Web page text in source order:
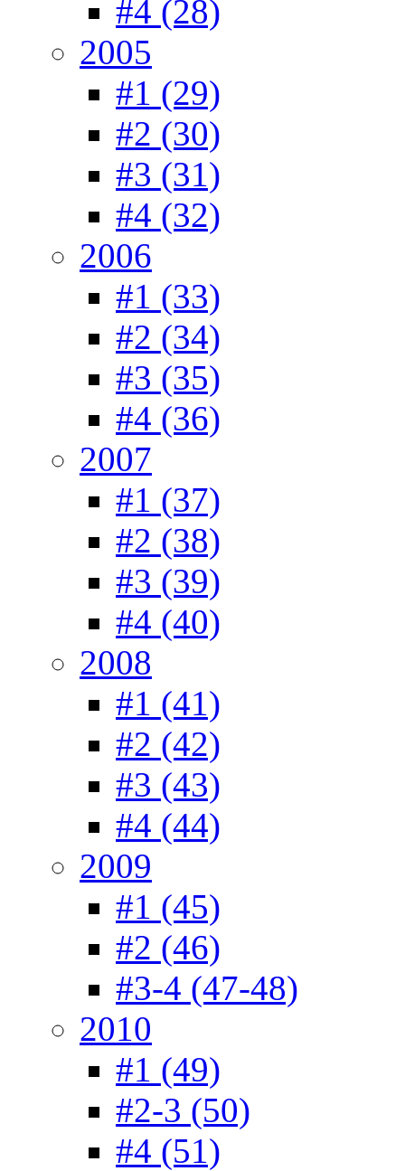
#4 (28)
2005
#1 (29)
#2 (30)
#3 (31)
#4 (32)
2006
#1 (33)
#2 (34)
#3 (35)
#4 (36)
2007
#1 (37)
#2 (38)
#3 (39)
#4 (40)
2008
#1 (41)
#2 (42)
#3 (43)
#4 (44)
2009
#1 (45)
#2 (46)
#3-4 (47-48)
2010
#1 (49)
#2-3 (50)
#4 (51)